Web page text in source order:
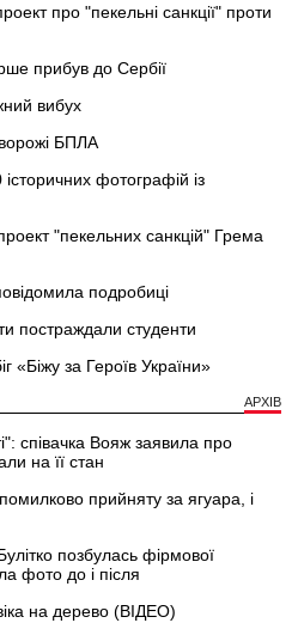
про "пекельні санкції" проти
прибув до Сербії
вибух
БПЛА
фотографій із
"пекельних санкцій" Грема
подробиці
постраждали студенти
«Біжу за Героїв України»
АРХІВ
співачка Вояж заявила про
на її стан
прийняту за ягуара, і
позбулась фірмової
фото до і після
на дерево (ВІДЕО)